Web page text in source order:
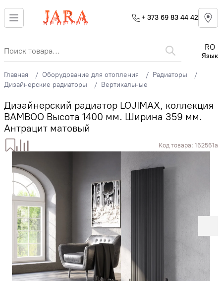
+ 373 69 83 44 42
RO
Язык
Главная Оборудование для отопления
Радиаторы
Дизайнерские радиаторы
Вертикальные
Дизайнерский радиатор LOJIMAX, коллекция
BAMBOO Высота 1400 мм. Ширина 359 мм.
Антрацит матовый
Код товара: 162561a